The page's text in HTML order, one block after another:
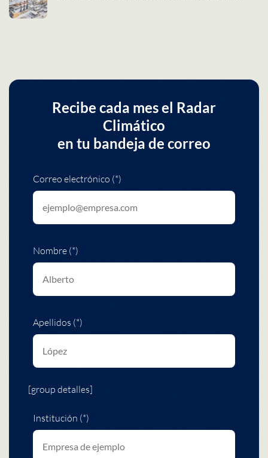
Recibe cada mes el Radar
Climático
en tu bandeja de correo
Correo electrónico (*)
Nombre (*)
Apellidos (*)
[group detalles]
Institución (*)